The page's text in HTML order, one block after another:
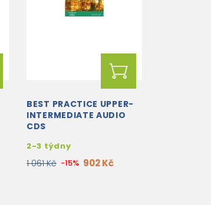
BEST PRACTICE UPPER-
INTERMEDIATE AUDIO
CDS
2-3 týdny
1 061 Kč -15% 902 Kč